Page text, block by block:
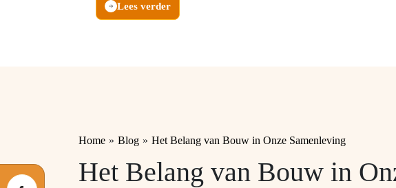
Lees verder
Home » Blog » Het Belang van Bouw in Onze Samenleving
Het Belang van Bouw in